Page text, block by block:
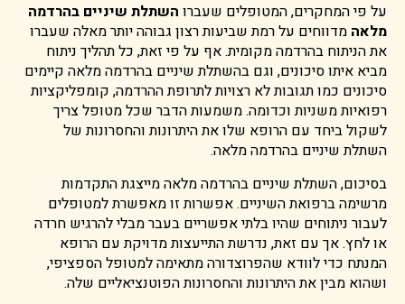
על פי המחקרים, המטופלים שעברו השתלת שיניים בהרדמה
מלאה מדווחים על רמת שביעות רצון גבוהה יותר מאלה שעברו
את הניתוח בהרדמה מקומית. אף על פי זאת, כל תהליך ניתוח
מביא איתו סיכונים, וגם בהשתלת שיניים בהרדמה מלאה קיימים
סיכונים כמו תגובות לא רצויות לתרופת ההרדמה, קומפליקציות
רפואיות משניות וכדומה. משמעות הדבר שכל מטופל צריך
לשקול ביחד עם הרופא שלו את היתרונות והחסרונות של
השתלת שיניים בהרדמה מלאה.
בסיכום, השתלת שיניים בהרדמה מלאה מייצגת התקדמות
מרשימה ברפואת השיניים. אפשרות זו מאפשרת למטופלים
לעבור ניתוחים שהיו בלתי אפשריים בעבר מבלי להרגיש חרדה
או לחץ. אך עם זאת, נדרשת התייעצות מדויקת עם הרופא
המנתח כדי לוודא שהפרוצדורה מתאימה למטופל הספציפי,
ושהוא מבין את היתרונות והחסרונות הפוטנציאליים שלה.